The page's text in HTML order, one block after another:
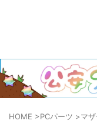
HOME >PCパーツ >マ